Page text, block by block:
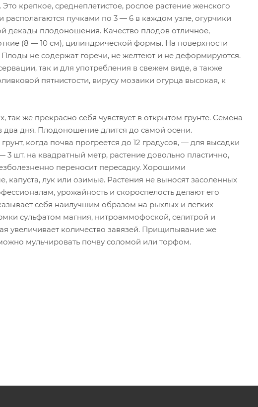
крепкое, среднеплетистое, рослое растение женского
пучками по 3 — 6 в каждом узле, огурчики
декады плодоношения. Качество плодов отличное,
(8 — 10 см), цилиндрической формы. На поверхности
не содержат горечи, не желтеют и не деформируются.
так и для употребления в свежем виде, а также
пятнистости, вирусу мозаики огурца высокая, к
же прекрасно себя чувствует в открытом грунте. Семена
два дня. Плодоношение длится до самой осени.
когда почва прогреется до 12 градусов, — для высадки
шт. на квадратный метр, растение довольно пластично,
переносит пересадку. Хорошими
лук или озимые. Растения не выносят засоленных
урожайность и скороспелость делают его
себя наилучшим образом на рыхлых и лёгких
сульфатом магния, нитроаммофоской, селитрой и
увеличивает количество завязей. Прищипывание же
мульчировать почву соломой или торфом.